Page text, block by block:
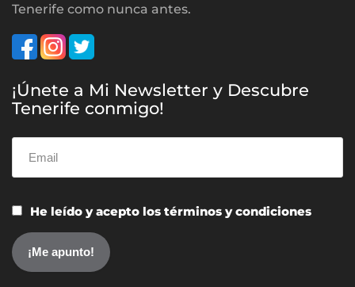
Tenerife como nunca antes.
¡Únete a Mi Newsletter y Descubre
Tenerife conmigo!
He leído y acepto los términos y condiciones